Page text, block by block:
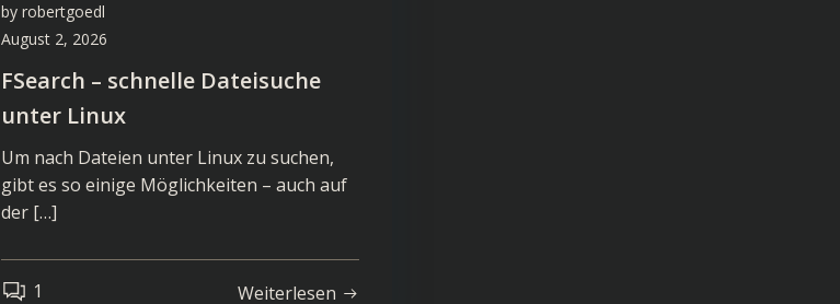
by robertgoedl
August 2, 2026
FSearch – schnelle Dateisuche
unter Linux
Um nach Dateien unter Linux zu suchen,
gibt es so einige Möglichkeiten – auch auf
der […]
1 Weiterlesen